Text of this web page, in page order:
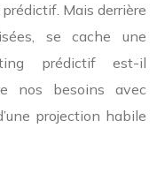
Mais derrière
se cache une
prédictif est-il
nos besoins avec
projection habile